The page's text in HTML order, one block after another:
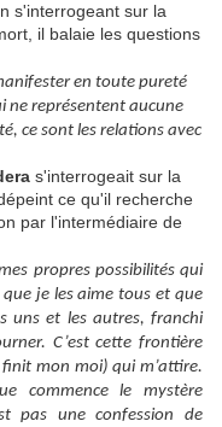
s'interrogeant sur la
il balaie les questions
en toute pureté
ne représentent aucune
ce sont les relations avec
s'interrogeait sur la
ce qu'il recherche
par l'intermédiaire de
propres possibilités qui
que je les aime tous et que
uns et les autres, franchi
C’est cette frontière
mon moi) qui m’attire.
commence le mystère
pas une confession de